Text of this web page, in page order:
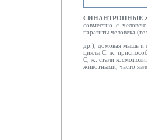
СИНАНТРОПНЫЕ
совместно с
паразиты человека
др.), домовая мышь и
циклы С. ж.
С, ж. стали
животными, часто